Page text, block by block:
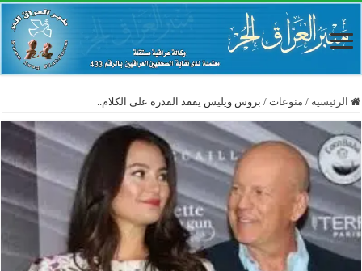
الرئيسية / منوعات / بروس ويليس يفقد القدرة على الكلام..